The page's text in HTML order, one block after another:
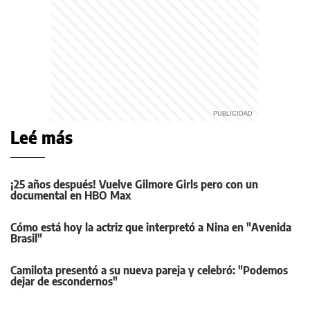
Leé más
¡25 años después! Vuelve Gilmore Girls pero con un
documental en HBO Max
Cómo está hoy la actriz que interpretó a Nina en "Avenida
Brasil"
Camilota presentó a su nueva pareja y celebró: "Podemos
dejar de escondernos"